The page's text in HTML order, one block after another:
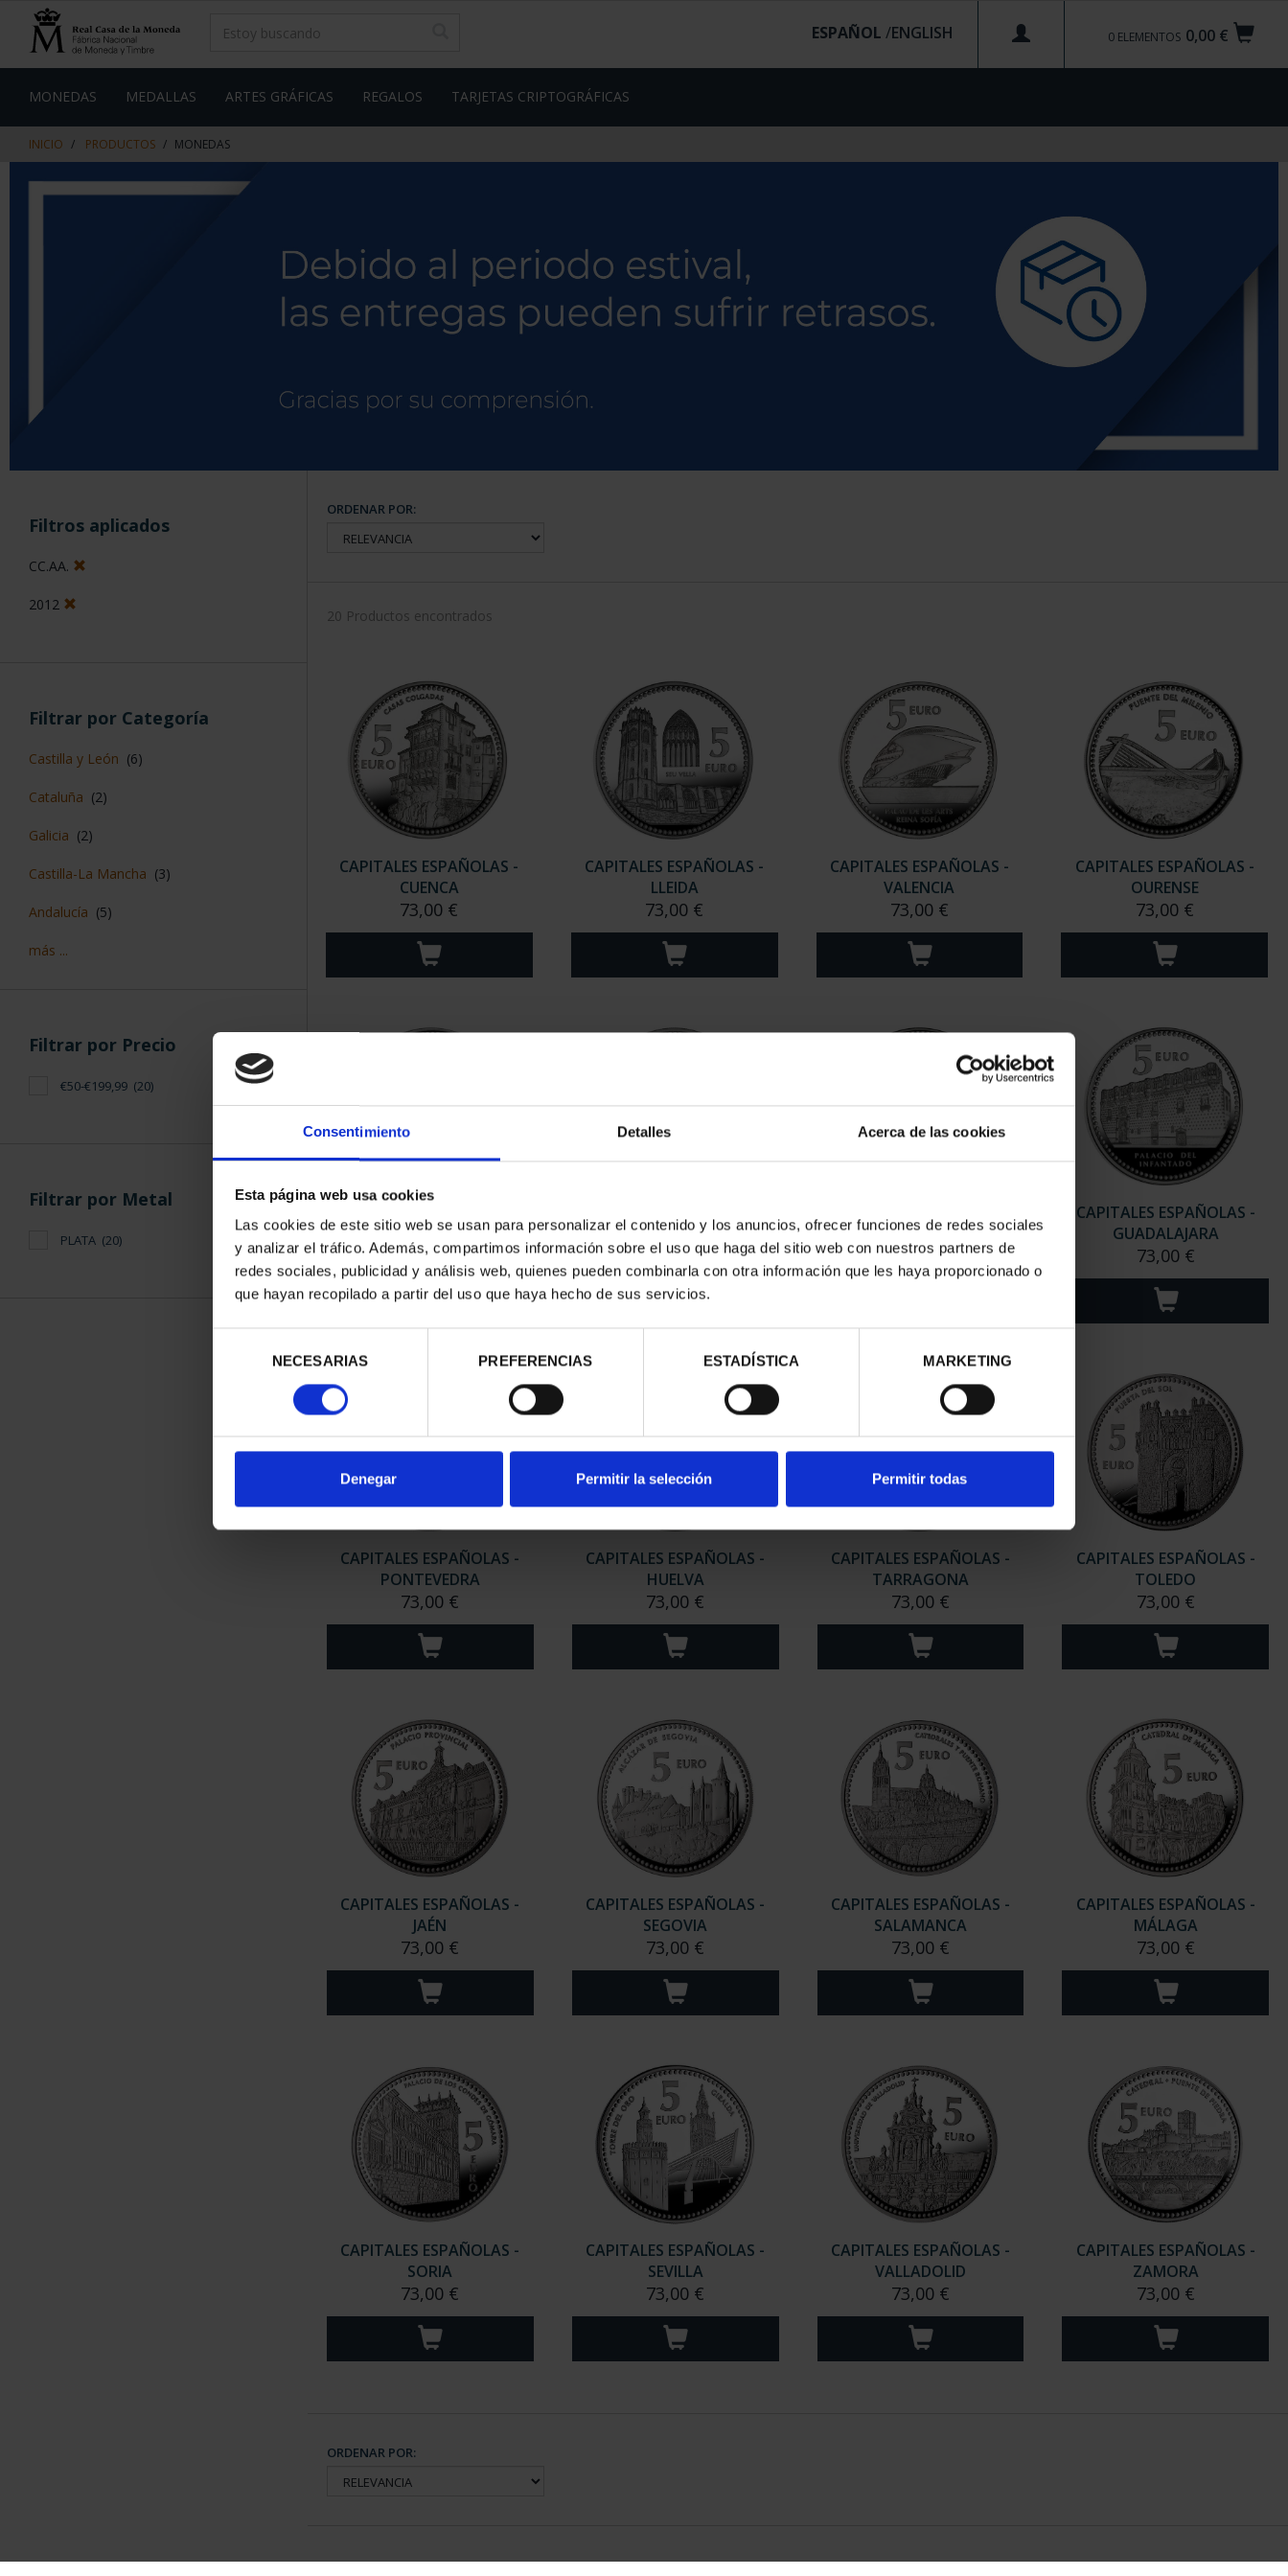
Consentimiento Detalles Acerca de las cookies
Esta página web usa cookies
Las cookies de este sitio web se usan para personalizar el contenido y los anuncios, ofrecer funciones de redes sociales
y analizar el tráfico. Además, compartimos información sobre el uso que haga del sitio web con nuestros partners de
redes sociales, publicidad y análisis web, quienes pueden combinarla con otra información que les haya proporcionado o
que hayan recopilado a partir del uso que haya hecho de sus servicios.
consentimiento
NECESARIAS PREFERENCIAS ESTADÍSTICA MARKETING
Denegar Permitir la selección Permitir todas
contenido
de
0,00 €
0 ELEMENTOS
ESPAÑOL /
MONEDAS MEDALLAS ARTES GRÁFICAS REGALOS TARJETAS CRIPTOGRÁFICAS
INICIO PRODUCTOS MONEDAS
Filtros aplicados
CC.AA.
2012
Filtrar por Categoría
Castilla y León (6)
Cataluña (2)
Galicia (2)
Castilla-La Mancha (3)
Andalucía (5)
más ...
Filtrar por Precio
€50-€199,99 (20)
Filtrar por Metal
PLATA (20)
ORDENAR POR:
20 Productos encontrados
CAPITALES ESPAÑOLAS -
CUENCA
73,00 €
CAPITALES ESPAÑOLAS -
LLEIDA
73,00 €
CAPITALES ESPAÑOLAS -
VALENCIA
73,00 €
CAPITALES ESPAÑOLAS -
OURENSE
73,00 €
VITORIA-GASTEIZ
73,00 €
GRANADA
73,00 €
PALENCIA
73,00 €
CAPITALES ESPAÑOLAS -
GUADALAJARA
73,00 €
CAPITALES ESPAÑOLAS -
PONTEVEDRA
73,00 €
CAPITALES ESPAÑOLAS -
HUELVA
73,00 €
CAPITALES ESPAÑOLAS -
TARRAGONA
73,00 €
CAPITALES ESPAÑOLAS -
TOLEDO
73,00 €
CAPITALES ESPAÑOLAS -
JAÉN
73,00 €
CAPITALES ESPAÑOLAS -
SEGOVIA
73,00 €
CAPITALES ESPAÑOLAS -
SALAMANCA
73,00 €
CAPITALES ESPAÑOLAS -
MÁLAGA
73,00 €
CAPITALES ESPAÑOLAS -
SORIA
73,00 €
CAPITALES ESPAÑOLAS -
SEVILLA
73,00 €
CAPITALES ESPAÑOLAS -
VALLADOLID
73,00 €
CAPITALES ESPAÑOLAS -
ZAMORA
73,00 €
ORDENAR POR: